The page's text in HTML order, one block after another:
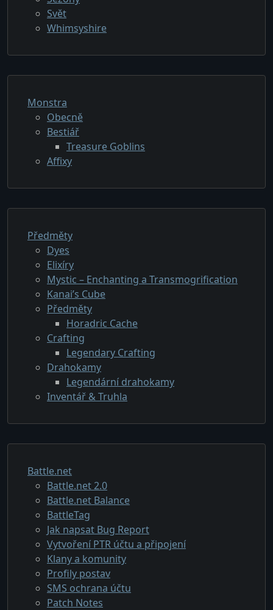
Svět
Whimsyshire
Monstra
Obecně
Bestiář
Treasure Goblins
Affixy
Předměty
Dyes
Elixíry
Mystic – Enchanting a Transmogrification
Kanai’s Cube
Předměty
Horadric Cache
Crafting
Legendary Crafting
Drahokamy
Legendární drahokamy
Inventář & Truhla
Battle.net
Battle.net 2.0
Battle.net Balance
BattleTag
Jak napsat Bug Report
Vytvoření PTR účtu a připojení
Klany a komunity
Profily postav
SMS ochrana účtu
Patch Notes